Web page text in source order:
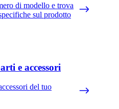
di modello e trova
sul prodotto
e accessori
del tuo